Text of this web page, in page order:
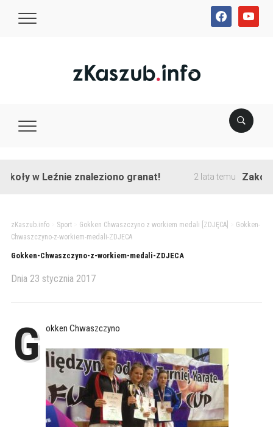
facebookyoutube
w Leźnie znaleziono granat! 2 lata temu
zKaszub.info> Sport> Gokken Chwaszczyno z workiem medali [ZDJĘCA]
Gokken-
Chwaszczyno-z-workiem-medali-ZDJECA
Gokken-Chwaszczyno-z-workiem-medali-ZDJECA
Dnia 23 stycznia 2017
G okken Chwaszczyno